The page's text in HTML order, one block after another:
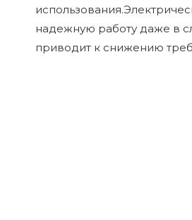
надежную работу даже в
приводит к снижению